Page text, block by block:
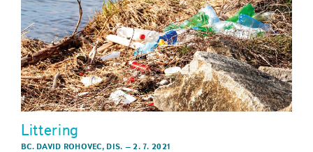
Littering
BC. DAVID ROHOVEC, DIS. –2. 7. 2021